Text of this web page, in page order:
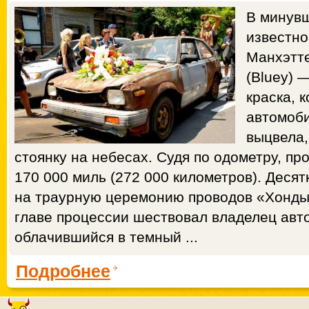
В
(Bluey)
краска,
стоянку на небесах. Судя по одометру,
170 000 миль (272 000 километров).
на траурную церемонию проводов
главе процессии шествовал владелец
облачившийся в темный ...
Подробнее